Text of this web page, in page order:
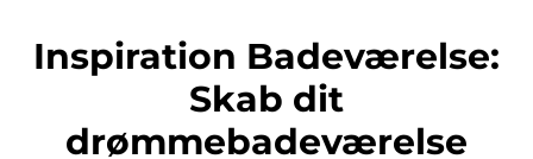
Inspiration Badeværelse:
Skab dit
drømmebadeværelse